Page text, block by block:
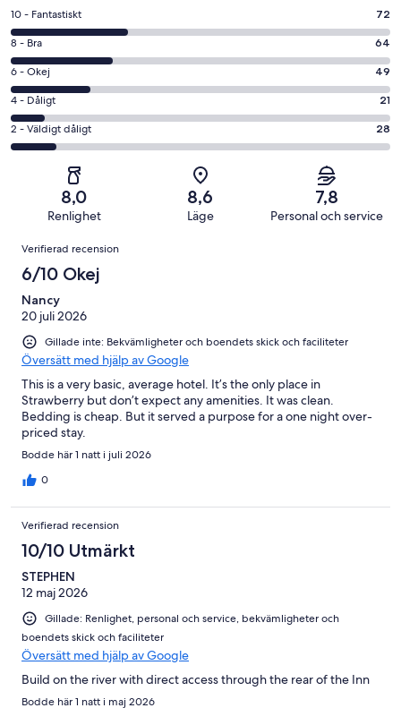
10
-
Fantastiskt
i
betyg.
72
av
234
recensioner
10 - Fantastiskt 72
8
-
Bra
i
betyg.
64
av
recensioner
8 - Bra 64
6
-
Okej
i
betyg.
recensioner
6 - Okej 49
4
-
Dåligt
recensioner
4 - Dåligt 21
2
-
betyg.
28
234
recensioner
2 - Väldigt dåligt 28
8,0
Renlighet
8,6
Läge
7,8
Personal och service
Recensioner
Verifierad recension
6/10 Okej
Nancy
20 juli 2026
Gillade inte: Bekvämligheter och boendets skick och faciliteter
Översätt med hjälp av Google
This is a very basic, average hotel. It’s the only place in
Strawberry but don’t expect any amenities. It was clean.
Bedding is cheap. But it served a purpose for a one night over-
priced stay.
Bodde här 1 natt i juli 2026
0
Verifierad recension
10/10 Utmärkt
STEPHEN
12 maj 2026
Gillade: Renlighet, personal och service, bekvämligheter och
boendets skick och faciliteter
Översätt med hjälp av Google
Build on the river with direct access through the rear of the Inn
Bodde här 1 natt i maj 2026